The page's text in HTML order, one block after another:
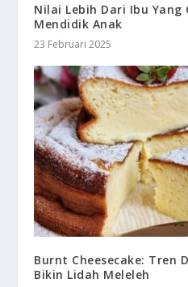
Nilai Lebih Dari Ibu Yang
Mendidik Anak
23 Februari 2025
Burnt Cheesecake: Tren
Bikin Lidah Meleleh